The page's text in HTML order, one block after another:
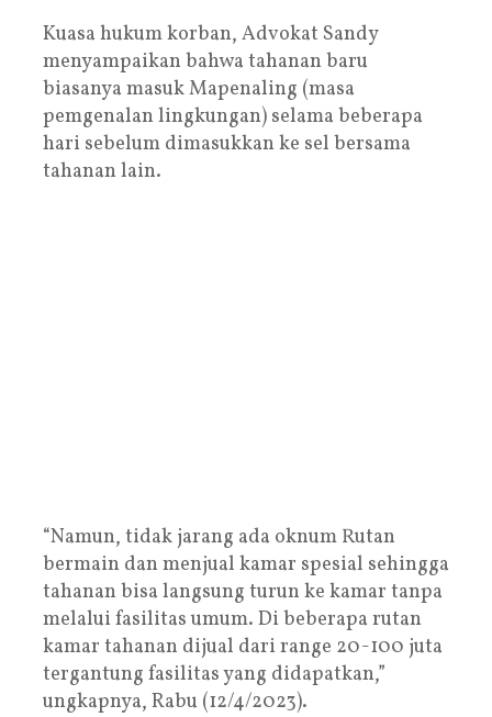
Kuasa hukum korban, Advokat Sandy
menyampaikan bahwa tahanan baru
biasanya masuk Mapenaling (masa
pemgenalan lingkungan) selama beberapa
hari sebelum dimasukkan ke sel bersama
tahanan lain.
“Namun, tidak jarang ada oknum Rutan
bermain dan menjual kamar spesial sehingga
tahanan bisa langsung turun ke kamar tanpa
melalui fasilitas umum. Di beberapa rutan
kamar tahanan dijual dari range 20-100 juta
tergantung fasilitas yang didapatkan,”
ungkapnya, Rabu (12/4/2023).